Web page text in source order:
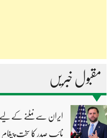
مقبول خبریں
ایران سے نمٹنے کے لیے
نائب صدر کا سخت پیغام